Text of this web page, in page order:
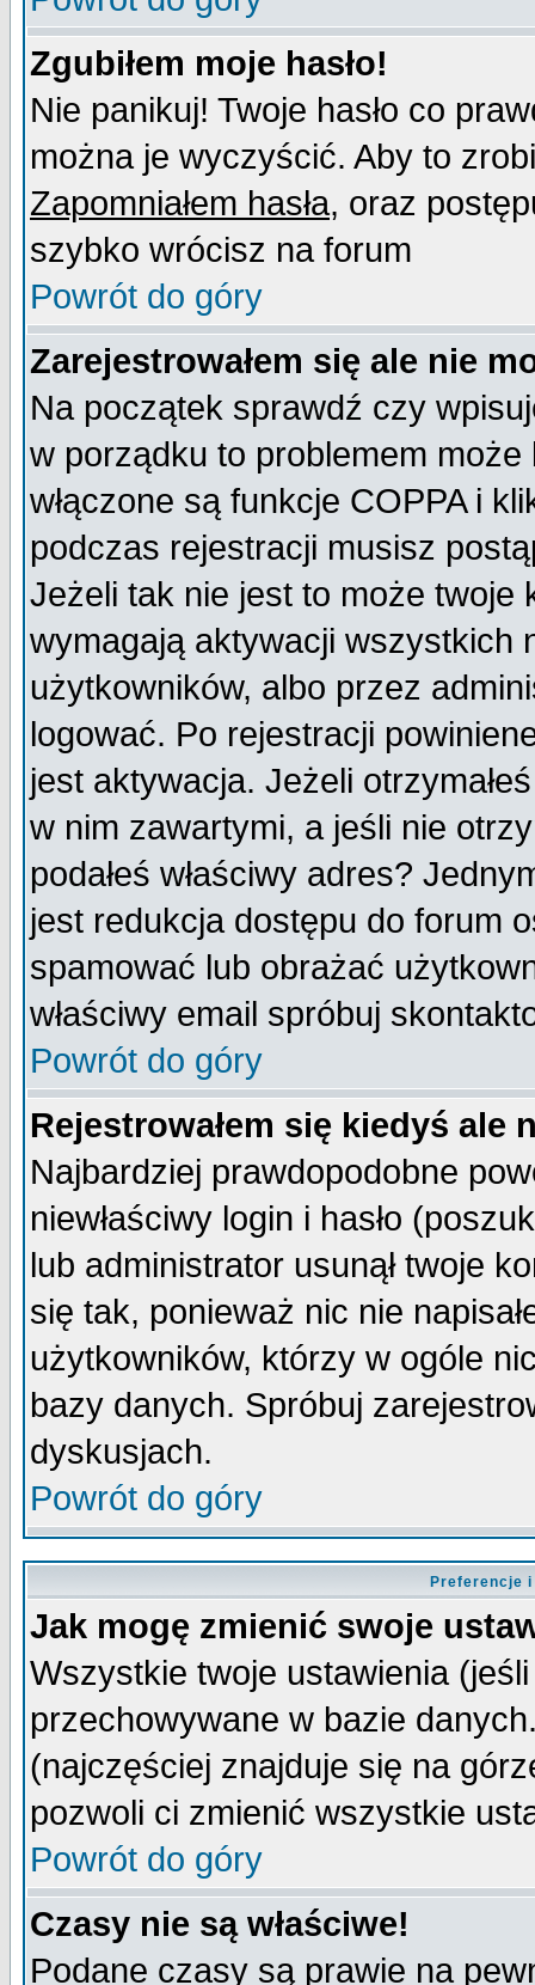
Zgubiłem moje hasło!
Nie panikuj! Twoje hasło co
można je wyczyścić. Aby to
Zapomniałem hasła, oraz
szybko wrócisz na forum
Powrót do góry
Zarejestrowałem się ale nie
Na początek sprawdź czy
w porządku to problemem
włączone są funkcje COPPA i
podczas rejestracji musisz
Jeżeli tak nie jest to może twoje
wymagają aktywacji wszystkich
użytkowników, albo przez
logować. Po rejestracji
jest aktywacja. Jeżeli
w nim zawartymi, a jeśli nie
podałeś właściwy adres?
jest redukcja dostępu do forum
spamować lub obrażać
właściwy email spróbuj
Powrót do góry
Rejestrowałem się kiedyś ale
Najbardziej prawdopodobne
niewłaściwy login i hasło
lub administrator usunął twoje
się tak, ponieważ nic nie
użytkowników, którzy w ogóle
bazy danych. Spróbuj
dyskusjach.
Powrót do góry
Preferencje
Jak mogę zmienić swoje
Wszystkie twoje ustawienia
przechowywane w bazie
(najczęściej znajduje się na
pozwoli ci zmienić wszystkie
Powrót do góry
Czasy nie są właściwe!
Podane czasy są prawie na